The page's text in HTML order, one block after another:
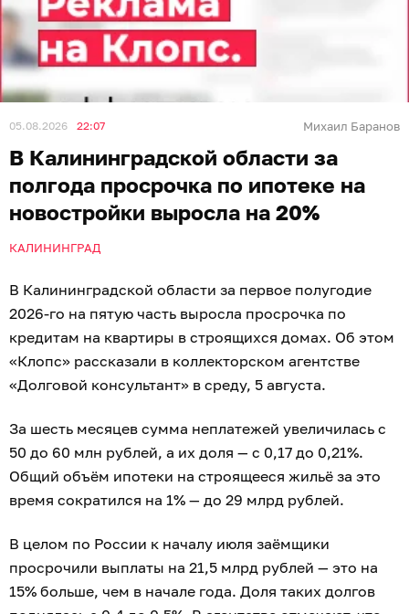
05.08.2026 22:07 Михаил Баранов
В Калининградской области за
полгода просрочка по ипотеке на
новостройки выросла на 20%
КАЛИНИНГРАД
В Калининградской области за первое полугодие
2026-го на пятую часть выросла просрочка по
кредитам на квартиры в строящихся домах. Об этом
«Клопс» рассказали в коллекторском агентстве
«Долговой консультант» в среду, 5 августа.
За шесть месяцев сумма неплатежей увеличилась с
50 до 60 млн рублей, а их доля — с 0,17 до 0,21%.
Общий объём ипотеки на строящееся жильё за это
время сократился на 1% — до 29 млрд рублей.
В целом по России к началу июля заёмщики
просрочили выплаты на 21,5 млрд рублей — это на
15% больше, чем в начале года. Доля таких долгов